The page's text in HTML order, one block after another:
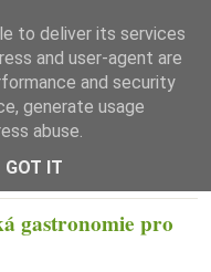
gastronomie pro
to deliver its services
and user-agent are
and security
generate usage
abuse.
GOT IT